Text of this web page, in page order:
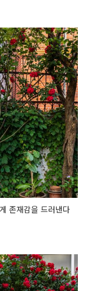
존재감을 드러낸다